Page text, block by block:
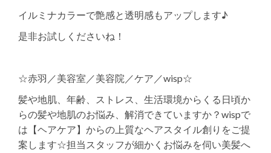
イルミナカラーで艶感と透明感もアップします♪
是非お試しくださいね！
☆赤羽／美容室／美容院／ケア／wisp☆
髪や地肌、年齢、ストレス、生活環境からくる日頃か
らの髪や地肌のお悩み、解消できていますか？wispで
は【ヘアケア】からの上質なヘアスタイル創りをご提
案します☆担当スタッフが細かくお悩みを伺い美髪へ